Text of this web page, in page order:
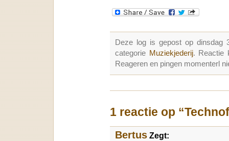
Deze log is gepost op dinsdag
categorie Muziekjederij. Reactie
Reageren en pingen momenterl
1 reactie op
Bertus Zegt: